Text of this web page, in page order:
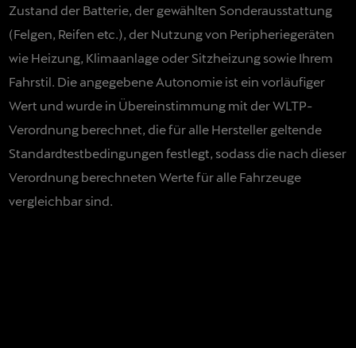
previous
Zustand der Batterie, der gewählten Sonderausstattung
(Felgen, Reifen etc.), der Nutzung von Peripheriegeräten
wie Heizung, Klimaanlage oder Sitzheizung sowie Ihrem
Fahrstil. Die angegebene Autonomie ist ein vorläufiger
Wert und wurde in Übereinstimmung mit der WLTP-
Verordnung berechnet, die für alle Hersteller geltende
Standardtestbedingungen festlegt, sodass die nach dieser
Verordnung berechneten Werte für alle Fahrzeuge
vergleichbar sind.